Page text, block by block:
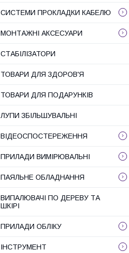
СИСТЕМИ ПРОКЛАДКИ КАБЕЛЮ
МОНТАЖНІ АКСЕСУАРИ
СТАБІЛІЗАТОРИ
ТОВАРИ ДЛЯ ЗДОРОВ'Я
ТОВАРИ ДЛЯ ПОДАРУНКІВ
ЛУПИ ЗБІЛЬШУВАЛЬНІ
ВІДЕОСПОСТЕРЕЖЕННЯ
ПРИЛАДИ ВИМІРЮВАЛЬНІ
ПАЯЛЬНЕ ОБЛАДНАННЯ
ВИПАЛЮВАЧІ ПО ДЕРЕВУ ТА
ШКІРІ
ПРИЛАДИ ОБЛІКУ
ІНСТРУМЕНТ